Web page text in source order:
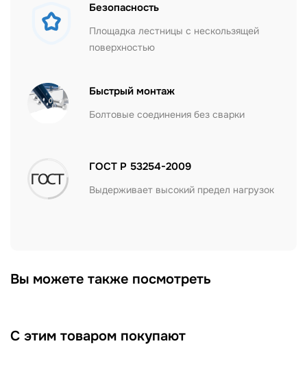
Безопасность
Площадка лестницы с нескользящей
поверхностью
Быстрый монтаж
Болтовые соединения без сварки
ГОСТ Р 53254-2009
Выдерживает высокий предел нагрузок
Вы можете также посмотреть
С этим товаром покупают